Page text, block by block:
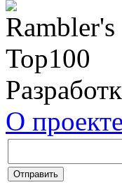
О проекте